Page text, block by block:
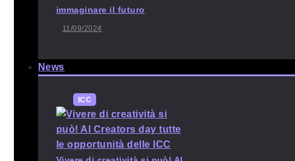
immaginare il futuro
11/09/2024
News
ICC